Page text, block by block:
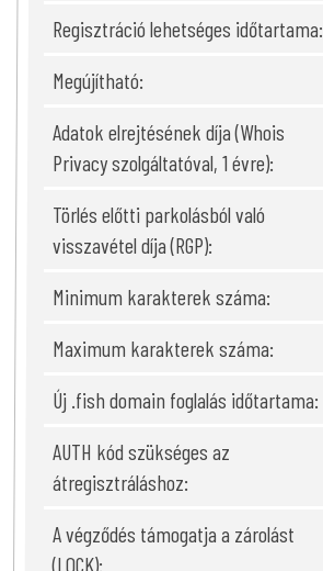
Regisztráció lehetséges időtartama:
Megújítható:
Adatok elrejtésének díja (Whois
Privacy szolgáltatóval, 1 évre):
Törlés előtti parkolásból való
visszavétel díja (RGP):
Minimum karakterek száma:
Maximum karakterek száma:
Új .fish domain foglalás időtartama:
AUTH kód szükséges az
átregisztráláshoz:
A végződés támogatja a zárolást
(LOCK):